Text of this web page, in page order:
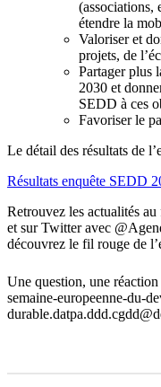
(associations,
étendre la
Valoriser et
projets, de
Partager plus
2030 et
SEDD à ces
Favoriser le
Le détail des résultats de
Résultats enquête SEDD
Retrouvez les actualités
et sur Twitter avec
découvrez le fil rouge de
Une question, une
semaine-europeenne-du-